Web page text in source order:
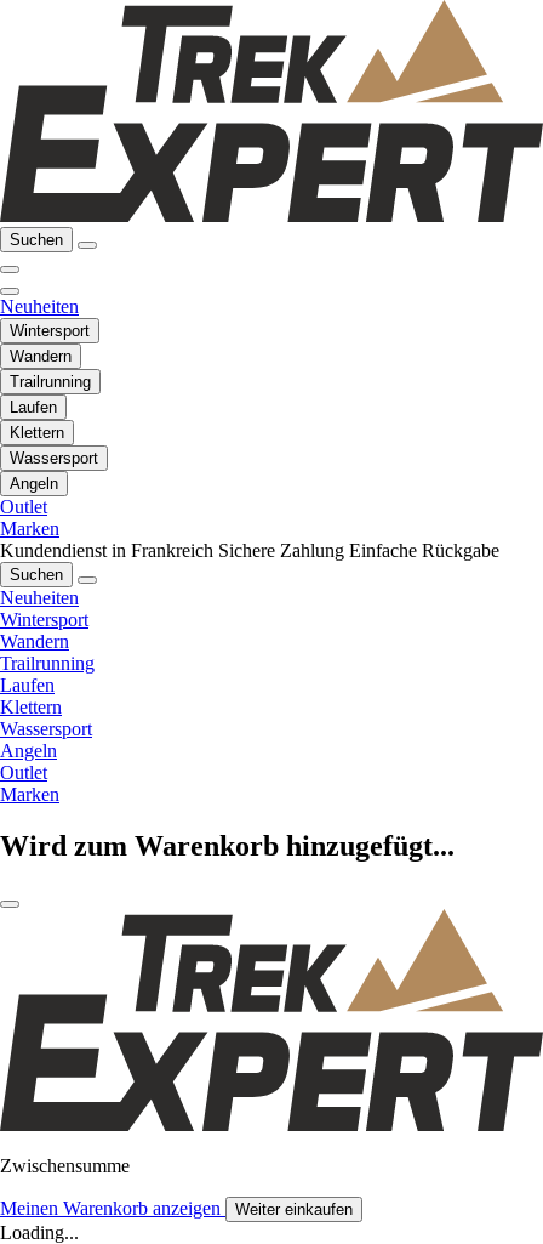
Suchen
Neuheiten
Wintersport
Wandern
Trailrunning
Laufen
Klettern
Wassersport
Angeln
Outlet
Marken
Kundendienst in Frankreich Sichere Zahlung Einfache Rückgabe
Suchen
Neuheiten
Wintersport
Wandern
Trailrunning
Laufen
Klettern
Wassersport
Angeln
Outlet
Marken
Wird zum Warenkorb hinzugefügt...
Zwischensumme
Meinen Warenkorb anzeigen Weiter einkaufen
Loading...